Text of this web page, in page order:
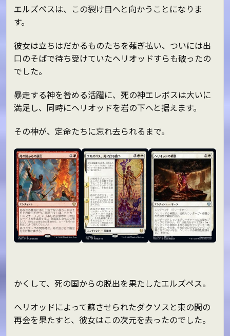
エルズペスは、この裂け目へと向かうことになりま
す。
彼女は立ちはだかるものたちを薙ぎ払い、ついには出
口のそばで待ち受けていたヘリオッドすらも破ったの
でした。
暴走する神を咎める活躍に、死の神エレボスは大いに
満足し、同時にヘリオッドを岩の下へと据えます。
その神が、定命たちに忘れ去られるまで。
かくして、死の国からの脱出を果たしたエルズペス。
ヘリオッドによって蘇させられたダクソスと束の間の
再会を果たすと、彼女はこの次元を去ったのでした。